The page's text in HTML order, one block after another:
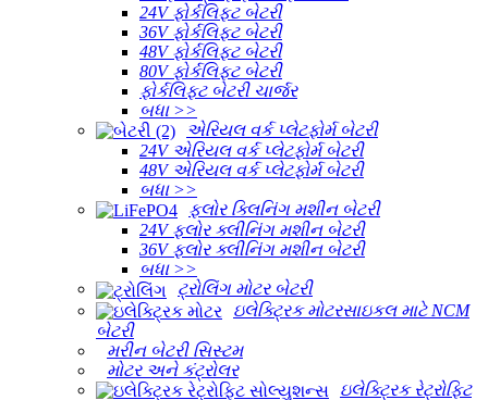
24V ફોર્કલિફ્ટ બેટરી
36V ફોર્કલિફ્ટ બેટરી
48V ફોર્કલિફ્ટ બેટરી
80V ફોર્કલિફ્ટ બેટરી
ફોર્કલિફ્ટ બેટરી ચાર્જર
બધા >>
એરિયલ વર્ક પ્લેટફોર્મ બેટરી
24V એરિયલ વર્ક પ્લેટફોર્મ બેટરી
48V એરિયલ વર્ક પ્લેટફોર્મ બેટરી
બધા >>
ફ્લોર ક્લિનિંગ મશીન બેટરી
24V ફ્લોર ક્લીનિંગ મશીન બેટરી
36V ફ્લોર ક્લીનિંગ મશીન બેટરી
બધા >>
ટ્રોલિંગ મોટર બેટરી
ઇલેક્ટ્રિક મોટરસાઇકલ માટે NCM
બેટરી
મરીન બેટરી સિસ્ટમ
મોટર અને કંટ્રોલર
ઇલેક્ટ્રિક રેટ્રોફિટ